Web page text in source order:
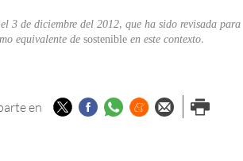
3 de diciembre del 2012, que ha sido revisada para
equivalente de sostenible en este contexto.
en TwitterFacebook
Whatsapp
Menéame
Enviar porImprimir